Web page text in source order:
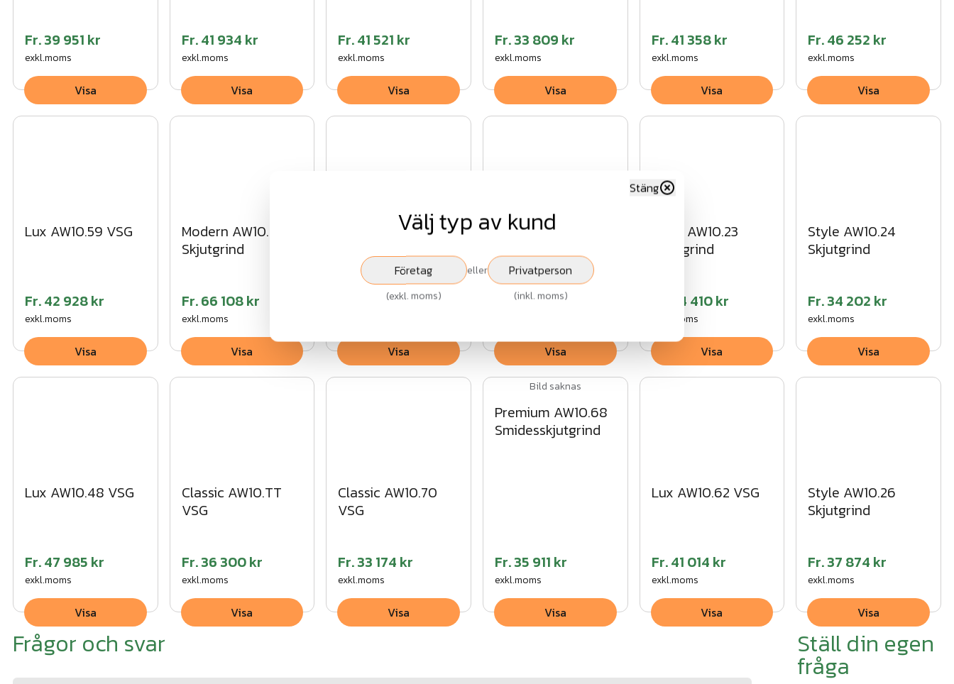
Fr.39 951 kr
exkl.moms
Visa
Fr.41 934 kr
exkl.moms
Visa
Fr.41 521 kr
exkl.moms
Visa
Fr.33 809 kr
exkl.moms
Visa
Fr.41 358 kr
exkl.moms
Visa
Fr.46 252 kr
exkl.moms
Visa
Lux AW10.59 VSG
Fr.42 928 kr
exkl.moms
Visa
Modern AW10.112
Skjutgrind
Fr.66 108 kr
exkl.moms
Visa
Classic AW10.72
31 551 kr
Visa
Style AW10.12
39 951 kr
Visa
Style AW10.23
Skjutgrind
34 410 kr
exkl.moms
Visa
Style AW10.24
Skjutgrind
Fr.34 202 kr
exkl.moms
Visa
Lux AW10.48 VSG
Fr.47 985 kr
exkl.moms
Visa
Classic AW10.TT
VSG
Fr.36 300 kr
exkl.moms
Visa
Classic AW10.70
VSG
Fr.33 174 kr
exkl.moms
Visa
Bild saknas
Premium AW10.68
Smidesskjutgrind
Fr.35 911 kr
exkl.moms
Visa
Lux AW10.62 VSG
Fr.41 014 kr
exkl.moms
Visa
Style AW10.26
Skjutgrind
Fr.37 874 kr
exkl.moms
Visa
Frågor och svar Ställ din egen
fråga
Välj typ av kund
Stäng
Företag
(exkl. moms)
eller Privatperson
(inkl. moms)